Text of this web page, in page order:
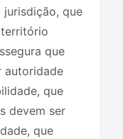
que
que
autoridade
que
devem ser
que